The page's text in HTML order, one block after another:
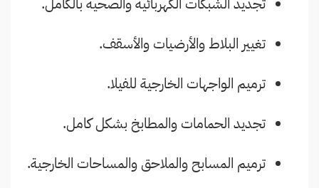
تغيير البلاط والأرضيات والأسقف.
ترميم الواجهات الخارجية للفيلا.
تجديد الحمامات والمطابخ بشكل كامل.
ترميم المسابح والملاحق والمساحات الخارجية.